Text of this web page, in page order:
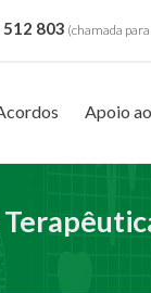
803 (chamada
Apoio